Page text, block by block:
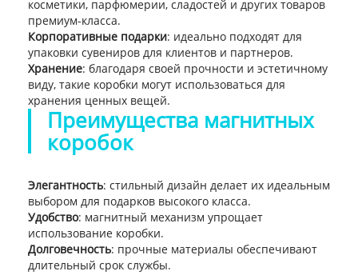
косметики, парфюмерии, сладостей и других товаров
премиум-класса.
Корпоративные подарки: идеально подходят для
упаковки сувениров для клиентов и партнеров.
Хранение: благодаря своей прочности и эстетичному
виду, такие коробки могут использоваться для
хранения ценных вещей.
Преимущества магнитных
коробок
Элегантность: стильный дизайн делает их идеальным
выбором для подарков высокого класса.
Удобство: магнитный механизм упрощает
использование коробки.
Долговечность: прочные материалы обеспечивают
длительный срок службы.